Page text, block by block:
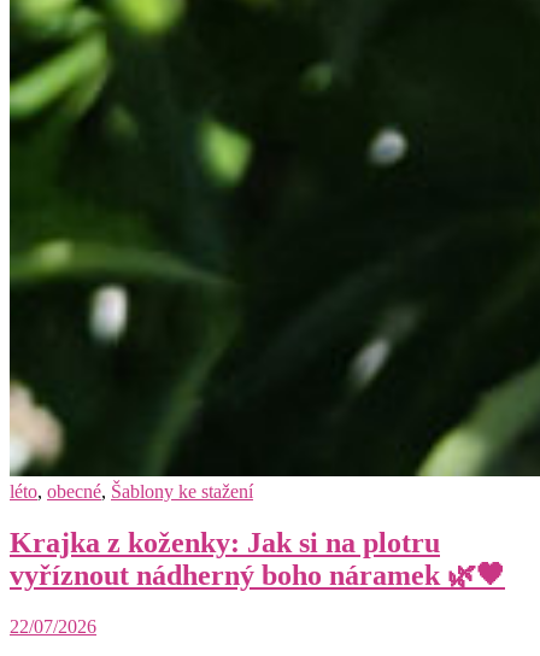
léto, obecné, Šablony ke stažení
Krajka z koženky: Jak si na plotru
vyříznout nádherný boho náramek 🌿🖤
22/07/2026